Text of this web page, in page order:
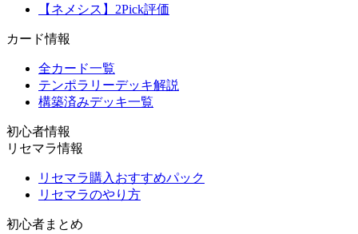
【ネメシス】2Pick評価
カード情報
全カード一覧
テンポラリーデッキ解説
構築済みデッキ一覧
初心者情報
リセマラ情報
リセマラ購入おすすめパック
リセマラのやり方
初心者まとめ